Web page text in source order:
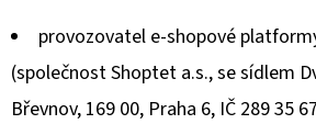
provozovatel e-shopové
(společnost Shoptet a.s., se sídlem
Břevnov, 169 00, Praha 6, IČ 289 35